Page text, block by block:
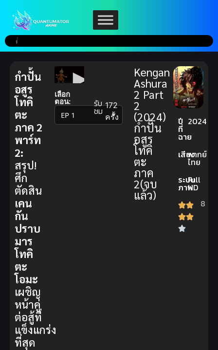
เลือก
ตอน:
▼
รับ
ชม 172
ครั้ง
Kengan
Ashura
2 Part
2
(2024)
กำปั้น
อสูร
โทคิ
ตะ
ภาค
2(จบ
แล้ว)
ปี
ที่
ฉาย
2024
เสียงพากย์
ไทย
ระบบ
ภาพ
Full
HD
8
กำปั้น
อสูร
โทคิ
ตะ
ภาค 2
พาร์ท
2:
สรุป!
ศึก
ตัดสิน
เคน
กัน
ปราบ
มาร
โทคิ
ตะ
โอมะ
เผชิญ
หน้าคู่
ต่อสู้ที่
แข็งแกร่ง
ที่สุด